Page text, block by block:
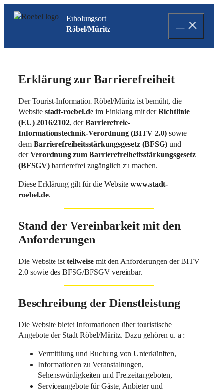
Inhalt
Erholungsort
Röbel/Müritz
Erklärung zur Barrierefreiheit
Der Tourist-Information Röbel/Müritz ist bemüht, die
Website stadt-roebel.de im Einklang mit derRichtlinie
(EU) 2016/2102, derBarrierefreie-
Informationstechnik-Verordnung (BITV 2.0) sowie
dem Barrierefreiheitsstärkungsgesetz (BFSG) und
derVerordnung zum Barrierefreiheitsstärkungsgesetz
(BFSGV) barrierefrei zugänglich zu machen.
Diese Erklärung gilt für die Website www.stadt-
roebel.de.
Stand der Vereinbarkeit mit den
Anforderungen
Die Website ist teilweise mit den Anforderungen der BITV
2.0 sowie des BFSG/BFSGV vereinbar.
Beschreibung der Dienstleistung
Die Website bietet Informationen über touristische
Angebote der Stadt Röbel/Müritz. Dazu gehören u. a.:
Vermittlung und Buchung von Unterkünften,
Informationen zu Veranstaltungen,
Sehenswürdigkeiten und Freizeitangeboten,
Serviceangebote für Gäste, Anbieter und